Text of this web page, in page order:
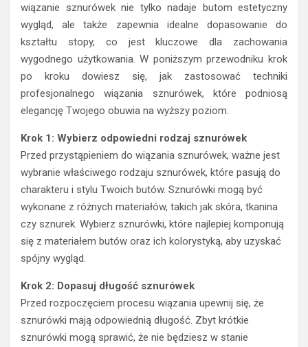
wiązanie sznurówek nie tylko nadaje butom estetyczny
wygląd, ale także zapewnia idealne dopasowanie do
kształtu stopy, co jest kluczowe dla zachowania
wygodnego użytkowania. W poniższym przewodniku krok
po kroku dowiesz się, jak zastosować techniki
profesjonalnego wiązania sznurówek, które podniosą
elegancję Twojego obuwia na wyższy poziom.
Krok 1: Wybierz odpowiedni rodzaj sznurówek
Przed przystąpieniem do wiązania sznurówek, ważne jest
wybranie właściwego rodzaju sznurówek, które pasują do
charakteru i stylu Twoich butów. Sznurówki mogą być
wykonane z różnych materiałów, takich jak skóra, tkanina
czy sznurek. Wybierz sznurówki, które najlepiej komponują
się z materiałem butów oraz ich kolorystyką, aby uzyskać
spójny wygląd.
Krok 2: Dopasuj długość sznurówek
Przed rozpoczęciem procesu wiązania upewnij się, że
sznurówki mają odpowiednią długość. Zbyt krótkie
sznurówki mogą sprawić, że nie będziesz w stanie